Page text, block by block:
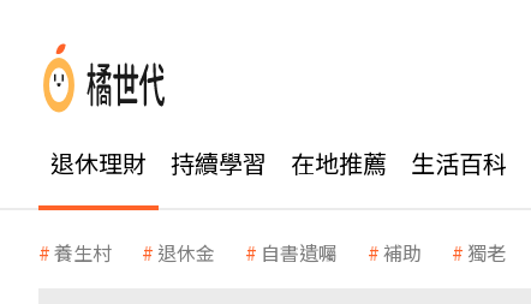
退休理財 持續學習 在地推薦 生活百科
養生村 退休金 自書遺囑 補助 獨老